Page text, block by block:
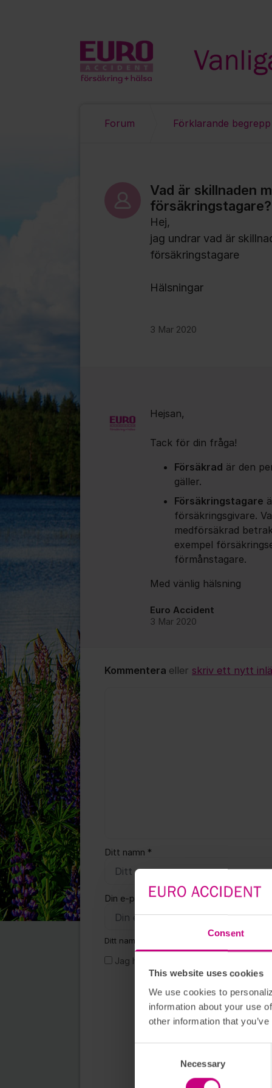
Consent
This website uses cookies
We use cookies to
information about your use
other information that
Necessary
Forum Förklarande begrepp
Vad är skillnaden
försäkringstagare?
Hej,
jag undrar vad är
försäkringstagare
Hälsningar
3 Mar 2020
Hejsan,
Tack för din fråga!
Försäkrad är den
gäller.
Försäkringstagare
försäkringsgivare.
medförsäkrad
exempel
förmånstagare.
Med vänlig hälsning
Euro Accident
3 Mar 2020
Kommentera eller skriv ett nytt
Ditt namn *
Din e-postadress *
Ditt namn och inlägg kan komma att ses
Jag har tagit del av